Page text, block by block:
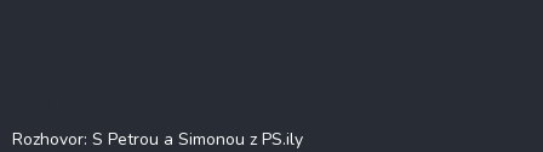
Rozhovor: S Petrou a Simonou z PS.ily